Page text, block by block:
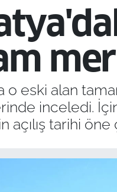
o eski alan
inceledi.
açılış tarihi öne
Haritası
ve Fikstür